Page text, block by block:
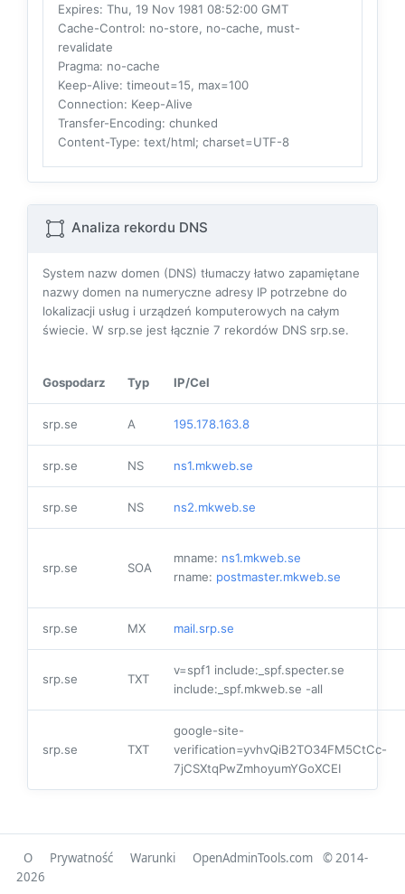
Expires: Thu, 19 Nov 1981 08:52:00 GMT
Cache-Control: no-store, no-cache, must-
revalidate
Pragma: no-cache
Keep-Alive: timeout=15, max=100
Connection: Keep-Alive
Transfer-Encoding: chunked
Content-Type: text/html; charset=UTF-8
Analiza rekordu DNS
System nazw domen (DNS) tłumaczy łatwo zapamiętane
nazwy domen na numeryczne adresy IP potrzebne do
lokalizacji usług i urządzeń komputerowych na całym
świecie. W srp.se jest łącznie 7 rekordów DNS srp.se.
Gospodarz Typ IP/Cel
srp.se A 195.178.163.8
srp.se NS ns1.mkweb.se
srp.se NS ns2.mkweb.se
srp.se SOA
mname: ns1.mkweb.se
rname: postmaster.mkweb.se
srp.se MX mail.srp.se
srp.se TXT
v=spf1 include:_spf.specter.se
include:_spf.mkweb.se -all
srp.se TXT
google-site-
verification=yvhvQiB2TO34FM5CtCc-
7jCSXtqPwZmhoyumYGoXCEI
O Prywatność Warunki OpenAdminTools.com
© 2014-
2026